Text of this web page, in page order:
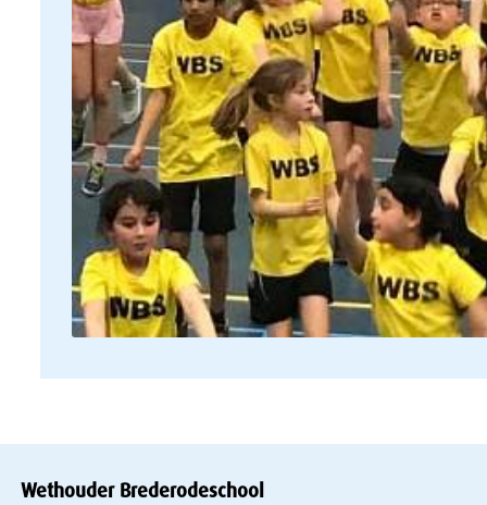
Wethouder Brederodeschool